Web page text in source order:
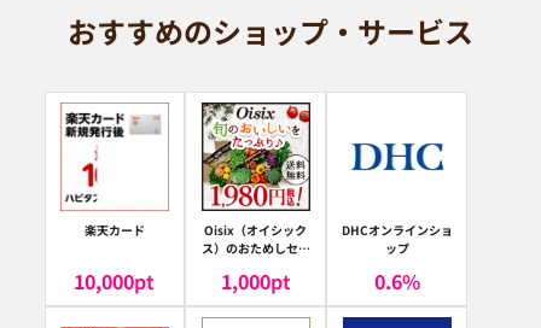
おすすめのショップ・サービス
楽天カード
10,000pt
Oisix（オイシック
ス）のおためしセッ
1,000pt
DHCオンラインショ
ップ
0.6%